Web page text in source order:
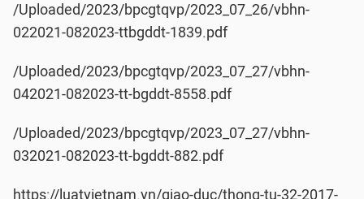
/Uploaded/2023/bpcgtqvp/2023_07_26/vbhn-
022021-082023-ttbgddt-1839.pdf
/Uploaded/2023/bpcgtqvp/2023_07_27/vbhn-
042021-082023-tt-bgddt-8558.pdf
/Uploaded/2023/bpcgtqvp/2023_07_27/vbhn-
032021-082023-tt-bgddt-882.pdf
https://luatvietnam.vn/giao-duc/thong-tu-32-2017-